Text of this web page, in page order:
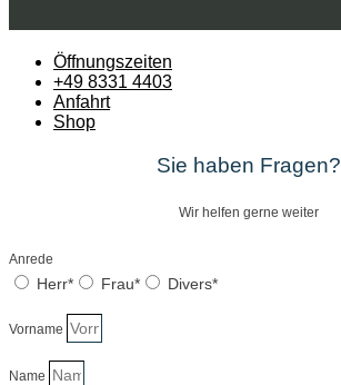
Öffnungszeiten
+49 8331 4403
Anfahrt
Shop
Sie haben Fragen?
Wir helfen gerne weiter
Anrede
Herr* Frau* Divers*
Vorname
Name